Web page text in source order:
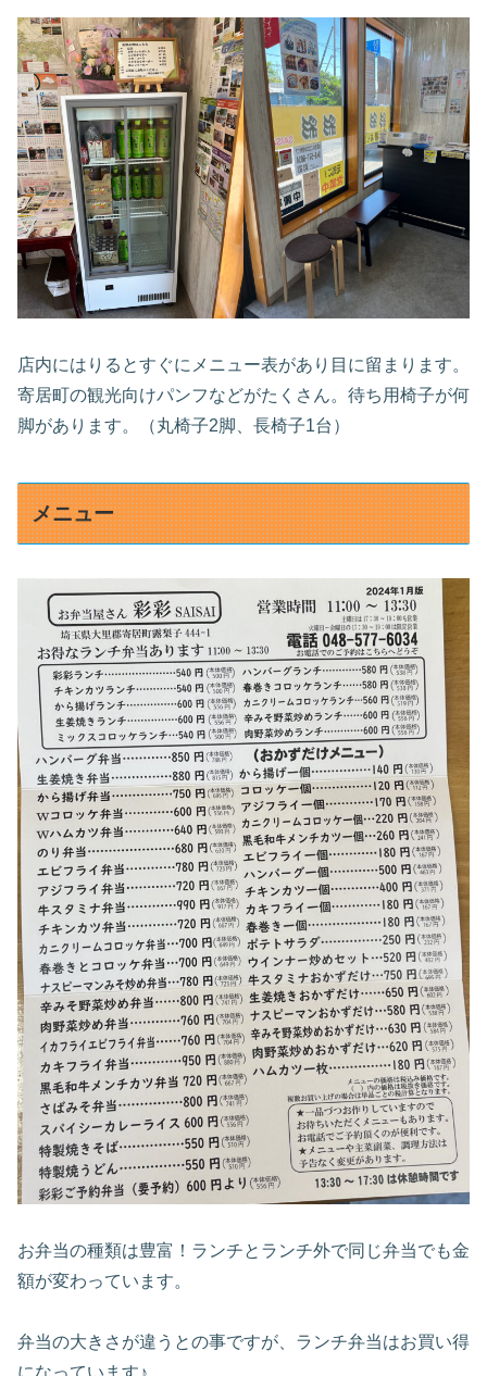
店内にはりるとすぐにメニュー表があり目に留まります。
寄居町の観光向けパンフなどがたくさん。待ち用椅子が何
脚があります。（丸椅子2脚、長椅子1台）
メニュー
お弁当の種類は豊富！ランチとランチ外で同じ弁当でも金
額が変わっています。
弁当の大きさが違うとの事ですが、ランチ弁当はお買い得